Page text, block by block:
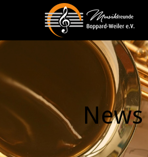
MUSIKFREUNDE
News